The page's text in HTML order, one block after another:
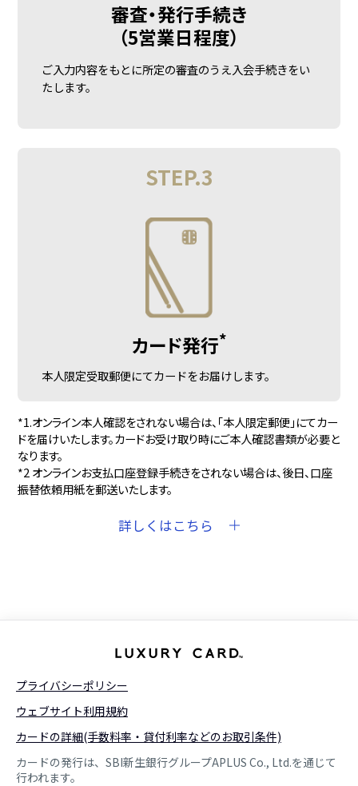
審査・発行手続き
（5営業日程度）
ご入力内容をもとに所定の審査のうえ入会手続きをい
たします。
STEP.3
カード発行*
本人限定受取郵便にてカードをお届けします。
*1.オンライン本人確認をされない場合は、「本人限定郵便」にてカー
ドを届けいたします。カードお受け取り時にご本人確認書類が必要と
なります。
*2 オンラインお支払口座登録手続きをされない場合は、後日、口座
振替依頼用紙を郵送いたします。
詳しくはこちら
プライバシーポリシー
ウェブサイト利用規約
カードの詳細(手数料率・貸付利率などのお取引条件)
カードの発行は、SBI新生銀行グループAPLUS Co., Ltd.を通じて
行われます。